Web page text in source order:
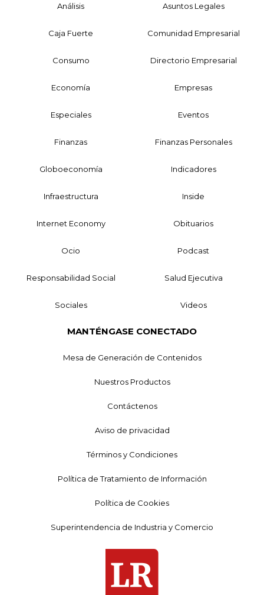
Análisis Asuntos Legales
Caja Fuerte Comunidad Empresarial
Consumo Directorio Empresarial
Economía Empresas
Especiales Eventos
Finanzas Finanzas Personales
Globoeconomía Indicadores
Infraestructura Inside
Internet Economy Obituarios
Ocio Podcast
Responsabilidad Social Salud Ejecutiva
Sociales Videos
MANTÉNGASE CONECTADO
Mesa de Generación de Contenidos
Nuestros Productos
Contáctenos
Aviso de privacidad
Términos y Condiciones
Política de Tratamiento de Información
Política de Cookies
Superintendencia de Industria y Comercio